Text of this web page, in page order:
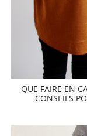
QUE FAIRE EN
CONSEILS